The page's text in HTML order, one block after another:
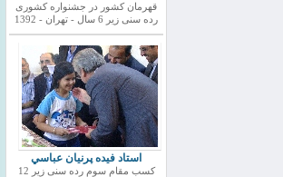
قهرمان کشور در جشنواره کشوری
رده سنی زیر 6 سال - تهران - 1392
استاد فيده پرنيان عباسي
کسب مقام سوم رده سنی زیر 12